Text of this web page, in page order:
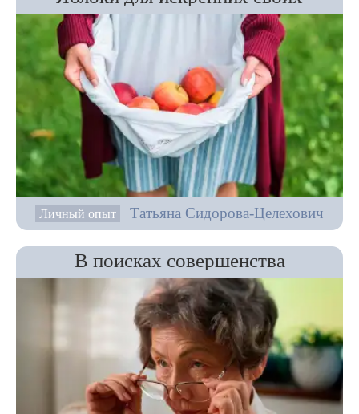
Личный опыт Татьяна Сидорова-Целехович
В поисках совершенства